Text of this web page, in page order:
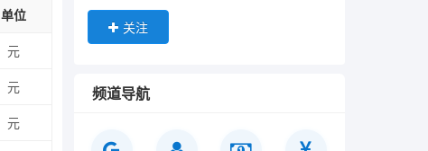
单位
元
元
元
关注
频道导航